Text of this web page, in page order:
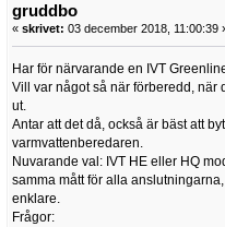
gruddbo
« skrivet: 03 december 2018, 11:00:39
Har för närvarande en IVT
Vill var något så när förberedd,
ut.
Antar att det då, också är bäst att
varmvattenberedaren.
Nuvarande val: IVT HE eller HQ
samma mått för alla
enklare.
Frågor: